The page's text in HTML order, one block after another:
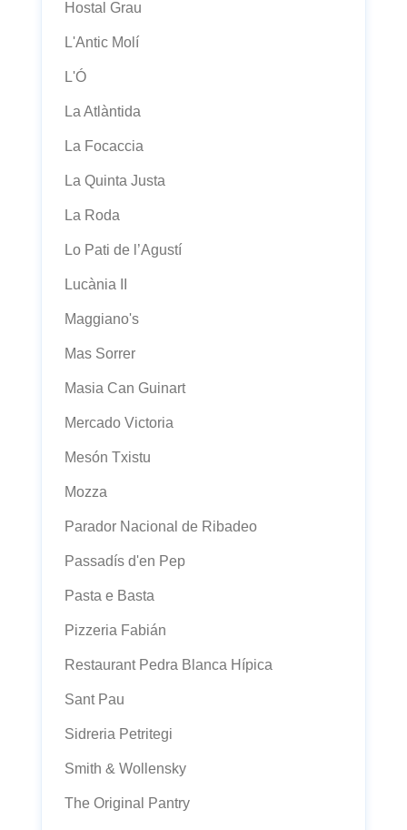
Hostal Grau
L'Antic Molí
L'Ó
La Atlàntida
La Focaccia
La Quinta Justa
La Roda
Lo Pati de l’Agustí
Lucània II
Maggiano's
Mas Sorrer
Masia Can Guinart
Mercado Victoria
Mesón Txistu
Mozza
Parador Nacional de Ribadeo
Passadís d'en Pep
Pasta e Basta
Pizzeria Fabián
Restaurant Pedra Blanca Hípica
Sant Pau
Sidreria Petritegi
Smith & Wollensky
The Original Pantry